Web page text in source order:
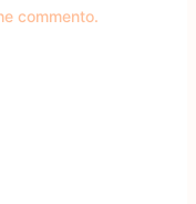
commento.